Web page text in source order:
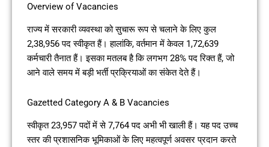
Overview of Vacancies
राज्य में सरकारी व्यवस्था को सुचारू रूप से चलाने के लिए कुल
2,38,956 पद स्वीकृत हैं। हालांकि, वर्तमान में केवल 1,72,639
कर्मचारी तैनात हैं। इसका मतलब है कि लगभग 28% पद रिक्त हैं, जो
आने वाले समय में बड़ी भर्ती प्रक्रियाओं का संकेत देते हैं।
Gazetted Category A & B Vacancies
स्वीकृत 23,957 पदों में से 7,764 पद अभी भी खाली हैं। यह पद उच्च
स्तर की प्रशासनिक भूमिकाओं के लिए महत्वपूर्ण अवसर प्रदान करते